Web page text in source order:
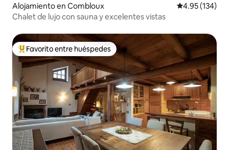
Alojamiento en Combloux Calificación
4.95 (134)
Chalet de lujo con sauna y excelentes vistas
Favorito entre huéspedes preferido
Favorito entre huéspedes